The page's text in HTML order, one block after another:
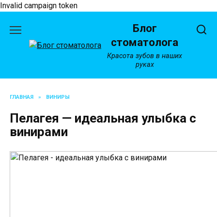
Invalid campaign token
содержанию
Блог
стоматолога
Красота зубов в наших
руках
ГЛАВНАЯ » ВИНИРЫ
Пелагея — идеальная улыбка с
винирами